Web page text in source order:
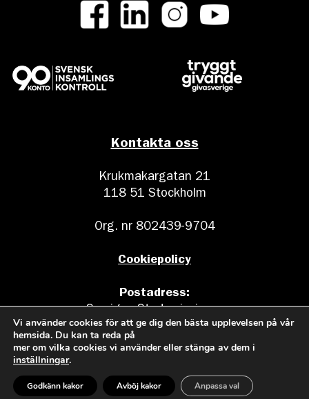
Kontakta oss
Krukmakargatan 21
118 51 Stockholm
Org. nr 802439-9704
Cookiepolicy
Postadress:
Sveriges Stadsmissioner
Box 17011
104 62 Stockholm
Vi använder cookies för att ge dig den bästa upplevelsen på vår
hemsida. Du kan ta reda på
mer om vilka cookies vi använder eller stänga av dem i
inställningar.
Godkänn kakor Avböj kakor Anpassa val